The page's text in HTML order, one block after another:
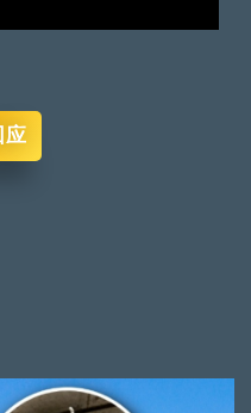
应